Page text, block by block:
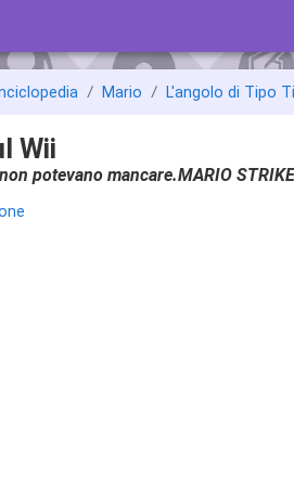
Mario L'angolo di Tipo
Wii
potevano mancare.MARIO